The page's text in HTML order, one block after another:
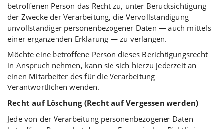
betroffenen Person das Recht zu, unter Berücksichtigung
der Zwecke der Verarbeitung, die Vervollständigung
unvollständiger personenbezogener Daten — auch mittels
einer ergänzenden Erklärung — zu verlangen.
Möchte eine betroffene Person dieses Berichtigungsrecht
in Anspruch nehmen, kann sie sich hierzu jederzeit an
einen Mitarbeiter des für die Verarbeitung
Verantwortlichen wenden.
Recht auf Löschung (Recht auf Vergessen werden)
Jede von der Verarbeitung personenbezogener Daten